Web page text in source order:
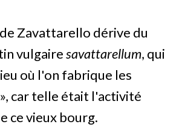
Zavattarello dérive du
vulgairesavattarellum, qui
où l'on fabrique les
car telle était l'activité
ce vieux bourg.